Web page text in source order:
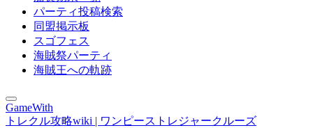
パーティ投稿検索
同盟掲示板
スゴフェス
海賊祭パーティ
海賊王への軌跡
GameWith
トレクル攻略wiki | ワンピーストレジャークルーズ